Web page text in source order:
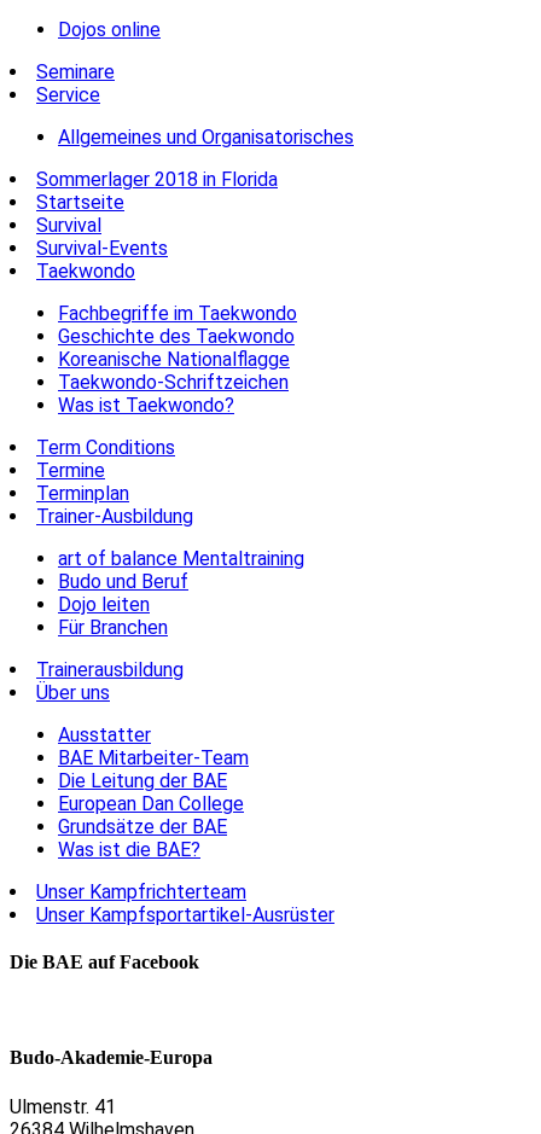
Dojos online
Seminare
Service
Allgemeines und Organisatorisches
Sommerlager 2018 in Florida
Startseite
Survival
Survival-Events
Taekwondo
Fachbegriffe im Taekwondo
Geschichte des Taekwondo
Koreanische Nationalflagge
Taekwondo-Schriftzeichen
Was ist Taekwondo?
Term Conditions
Termine
Terminplan
Trainer-Ausbildung
art of balance Mentaltraining
Budo und Beruf
Dojo leiten
Für Branchen
Trainerausbildung
Über uns
Ausstatter
BAE Mitarbeiter-Team
Die Leitung der BAE
European Dan College
Grundsätze der BAE
Was ist die BAE?
Unser Kampfrichterteam
Unser Kampfsportartikel-Ausrüster
Die BAE auf Facebook
Budo-Akademie-Europa
Ulmenstr. 41
26384 Wilhelmshaven